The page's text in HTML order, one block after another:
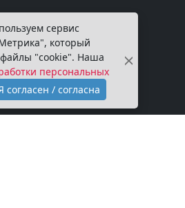
сервис
который
файлы "cookie". Наша
персональных
согласен / согласна